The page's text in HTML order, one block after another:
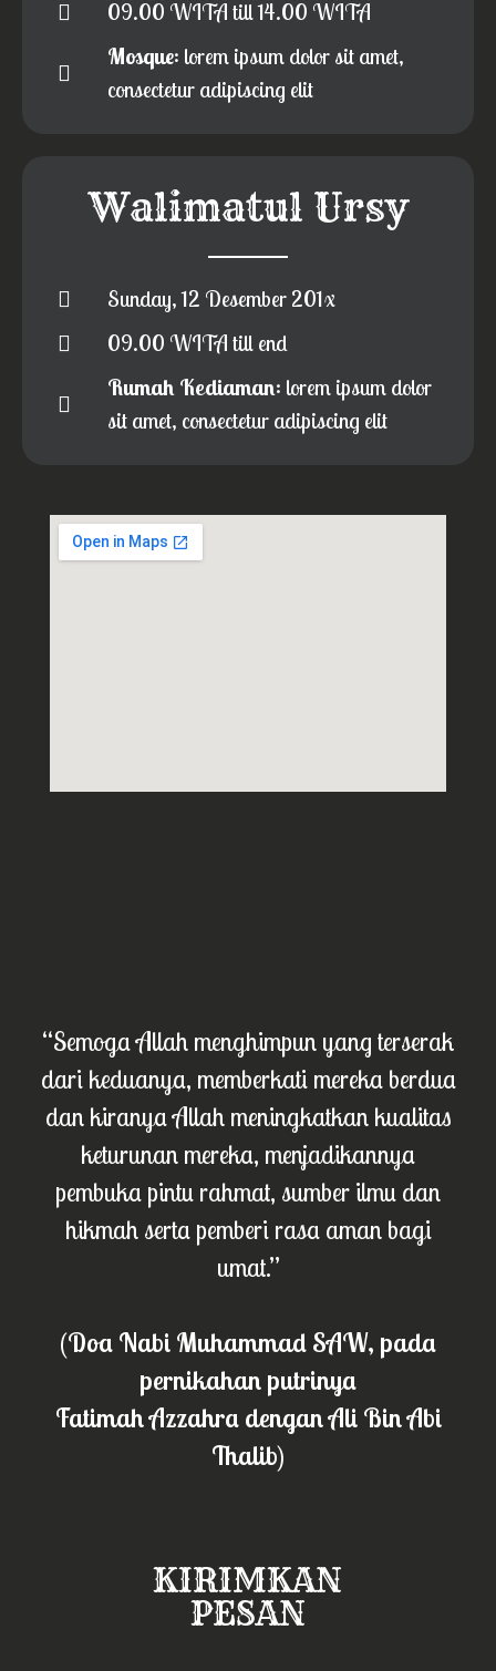
09.00 WITA till 14.00 WITA
Mosque: lorem ipsum dolor sit amet,
consectetur adipiscing elit
Walimatul Ursy
Sunday, 12 Desember 201x
09.00 WITA till end
Rumah Kediaman: lorem ipsum dolor
sit amet, consectetur adipiscing elit
“Semoga Allah menghimpun yang terserak
dari keduanya, memberkati mereka berdua
dan kiranya Allah meningkatkan kualitas
keturunan mereka, menjadikannya
pembuka pintu rahmat, sumber ilmu dan
hikmah serta pemberi rasa aman bagi
umat.”
(Doa Nabi Muhammad SAW, pada
pernikahan putrinya
Fatimah Azzahra dengan Ali Bin Abi
Thalib)
KIRIMKAN
PESAN